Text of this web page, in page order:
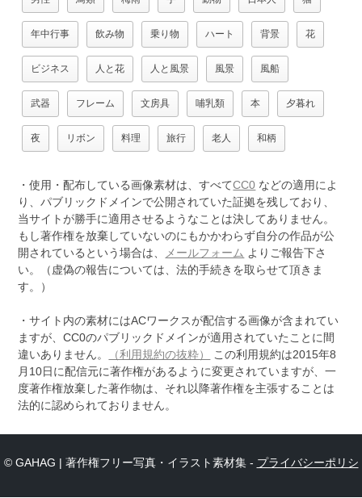
年中行事 飲み物 乗り物 ハート 背景 花
ビジネス 人と花 人と風景 風景 風船
武器 フレーム 文房具 哺乳類 本 夕暮れ
夜 リボン 料理 旅行 老人 和柄
・使用・配布している画像素材は、すべてCC0 などの適用によ
り、パブリックドメインで公開されていた証拠を残しており、
当サイトが勝手に適用させるようなことは決してありません。
もし著作権を放棄していないのにもかかわらず自分の作品が公
開されているという場合は、
メールフォーム よりご報告下さ
い。（虚偽の報告については、法的手続きを取らせて頂きま
す。）
・サイト内の素材にはACワークスが配信する画像が含まれてい
ますが、CC0のパブリックドメインが適用されていたことに間
違いありません。
（利用規約の抜粋）
この利用規約は2015年8
月10日に配信元に著作権があるように変更されていますが、一
度著作権放棄した著作物は、それ以降著作権を主張することは
法的に認められておりません。
© GAHAG | 著作権フリー写真・イラスト素材集 - プライバシーポリシ